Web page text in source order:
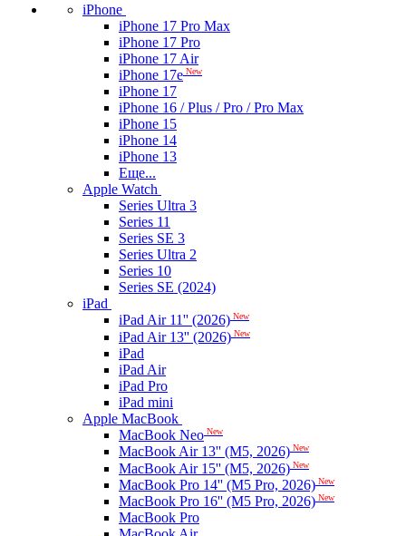
iPhone
iPhone 17 Pro Max
iPhone 17 Pro
iPhone 17 Air
iPhone 17e New
iPhone 17
iPhone 16 / Plus / Pro / Pro Max
iPhone 15
iPhone 14
iPhone 13
Еще...
Apple Watch
Series Ultra 3
Series 11
Series SE 3
Series Ultra 2
Series 10
Series SE (2024)
iPad
iPad Air 11'' (2026) New
iPad Air 13'' (2026) New
iPad
iPad Air
iPad Pro
iPad mini
Apple MacBook
MacBook Neo New
MacBook Air 13'' (M5, 2026) New
MacBook Air 15'' (M5, 2026) New
MacBook Pro 14'' (M5 Pro, 2026) New
MacBook Pro 16'' (M5 Pro, 2026) New
MacBook Pro